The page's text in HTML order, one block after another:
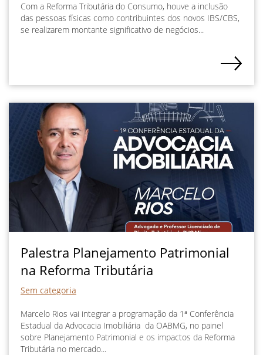
Com a Reforma Tributária do Consumo, houve a inclusão
das pessoas físicas como contribuintes dos novos IBS/CBS,
se realizarem montante significativo de negócios...
Palestra Planejamento Patrimonial
na Reforma Tributária
Sem categoria
Marcelo Rios vai integrar a programação da 1ª Conferência
Estadual da Advocacia Imobiliária da OABMG, no painel
sobre Planejamento Patrimonial e os impactos da Reforma
Tributária no mercado...